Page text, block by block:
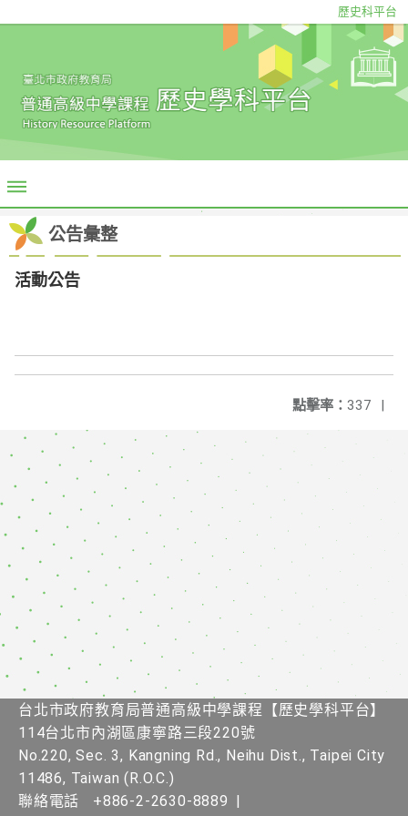
歷史科平台
公告彙整
活動公告
點擊率： 337 |
台北市政府教育局普通高級中學課程【歷史學科平台】
114台北市內湖區康寧路三段220號
No.220, Sec. 3, Kangning Rd., Neihu Dist., Taipei City
11486, Taiwan (R.O.C.)
聯絡電話
+886-2-2630-8889 |